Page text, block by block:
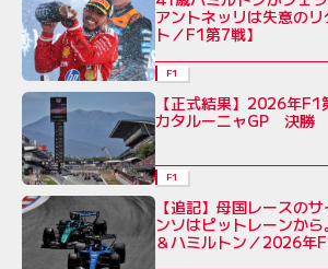
アントネッリは失意の
ト／F1第7戦】
F1
【正式結果】2026年F1
カタルーニャGP 決勝
F1
【追記】母国レースの
ンソはピットレーンか
＆ハミルトン／2026年